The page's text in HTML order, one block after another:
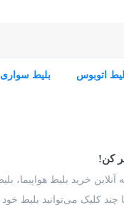
اتوبوس بلیط سواری
کن!
آنلاین خرید بلیط
چند کلیک می‌توانید بلیط